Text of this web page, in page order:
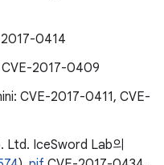
0414
2017-0409
CVE-2017-0411, CVE-
IceSword Lab의